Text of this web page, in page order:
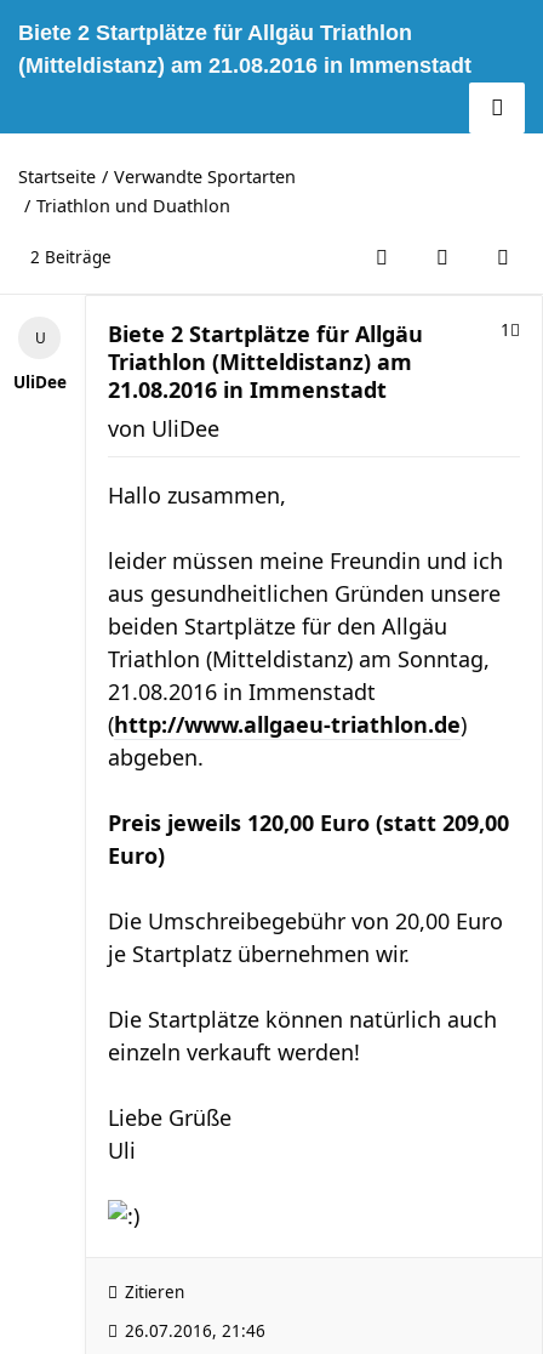
Biete 2 Startplätze für Allgäu Triathlon
(Mitteldistanz) am 21.08.2016 in Immenstadt
Startseite
Verwandte Sportarten
Triathlon und Duathlon
2 Beiträge
UliDee
Biete 2 Startplätze für Allgäu
Triathlon (Mitteldistanz) am
21.08.2016 in Immenstadt
1
von UliDee
Hallo zusammen,
leider müssen meine Freundin und ich
aus gesundheitlichen Gründen unsere
beiden Startplätze für den Allgäu
Triathlon (Mitteldistanz) am Sonntag,
21.08.2016 in Immenstadt
(http://www.allgaeu-triathlon.de)
abgeben.
Preis jeweils 120,00 Euro (statt 209,00
Euro)
Die Umschreibegebühr von 20,00 Euro
je Startplatz übernehmen wir.
Die Startplätze können natürlich auch
einzeln verkauft werden!
Liebe Grüße
Uli
Zitieren
26.07.2016, 21:46